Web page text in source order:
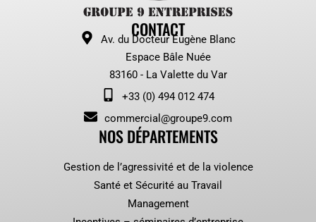
CONTACT
Av. du Docteur Eugène Blanc
Espace Bâle Nuée
83160 - La Valette du Var
+33 (0) 494 012 474
commercial@groupe9.com
NOS DÉPARTEMENTS
Gestion de l’agressivité et de la violence
Santé et Sécurité au Travail
Management